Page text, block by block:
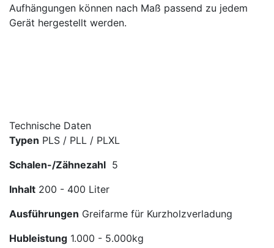
Aufhängungen können nach Maß passend zu jedem
Gerät hergestellt werden.
Technische Daten
Typen PLS / PLL / PLXL
Schalen-/Zähnezahl 5
Inhalt 200 - 400 Liter
Ausführungen Greifarme für Kurzholzverladung
Hubleistung 1.000 - 5.000kg